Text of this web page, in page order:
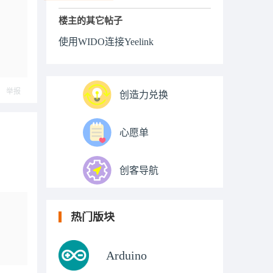
举报
楼主的其它帖子
使用WIDO连接Yeelink
创造力兑换
心愿单
创客导航
热门版块
Arduino